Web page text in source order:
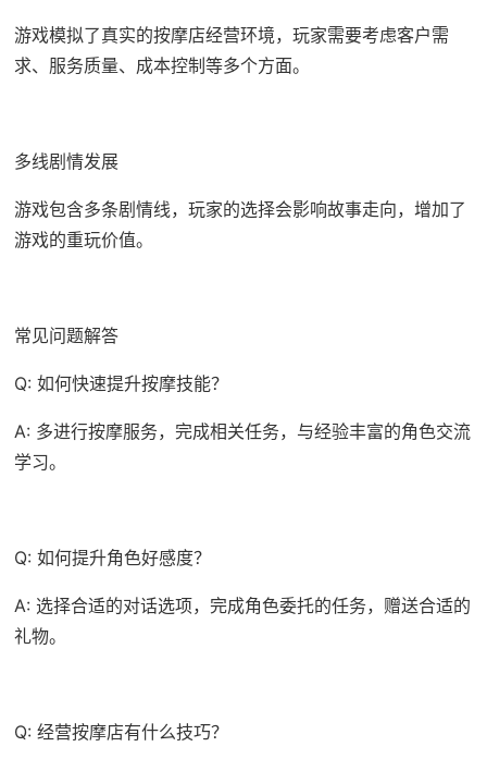
游戏模拟了真实的按摩店经营环境，玩家需要考虑客户需
求、服务质量、成本控制等多个方面。
多线剧情发展
游戏包含多条剧情线，玩家的选择会影响故事走向，增加了
游戏的重玩价值。
常见问题解答
Q: 如何快速提升按摩技能？
A: 多进行按摩服务，完成相关任务，与经验丰富的角色交流
学习。
Q: 如何提升角色好感度？
A: 选择合适的对话选项，完成角色委托的任务，赠送合适的
礼物。
Q: 经营按摩店有什么技巧？